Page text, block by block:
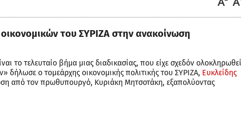
του ΣΥΡΙΖΑ στην ανακοίνωση
το τελευταίο βήμα μιας διαδικασίας, που είχε σχεδόν ολοκληρωθεί
δήλωσε ο τομεάρχης οικονομικής πολιτικής του ΣΥΡΙΖΑ, Ευκλείδης
από τον πρωθυπουργό, Κυριάκη Μητσοτάκη, εξαπολύοντας